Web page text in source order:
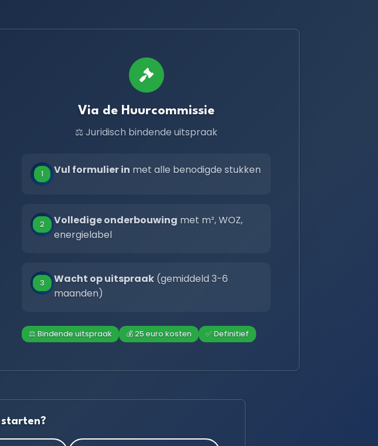
Via de Huurcommissie
⚖️ Juridisch bindende uitspraak
1 Vul formulier in met alle benodigde stukken
2 Volledige onderbouwing met m², WOZ,
energielabel
3 Wacht op uitspraak (gemiddeld 3-6
maanden)
⚖️ Bindende uitspraak 💰 25 euro kosten ✅ Definitief